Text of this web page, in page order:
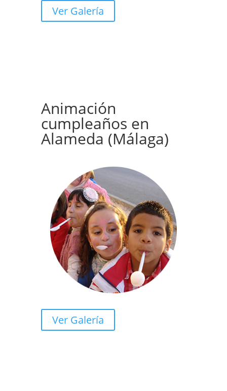
Ver Galería
Animación
cumpleaños en
Alameda (Málaga)
Ver Galería